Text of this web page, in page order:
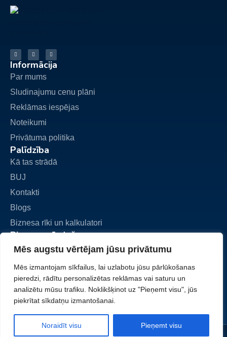
Mēs augstu vērtējam jūsu privātumu
Mēs izmantojam sīkfailus, lai uzlabotu jūsu pārlūkošanas
pieredzi, rādītu personalizētas reklāmas vai saturu un
analizētu mūsu trafiku. Noklikšķinot uz "Pieņemt visu", jūs
piekrītat sīkdatņu izmantošanai.
Noraidīt visu Pieņemt visu
Informācija
Par mums
Sludinajumu cenu plāni
Reklāmas iespējas
Noteikumi
Privātuma politika
Palīdzība
Kā tas strādā
BUJ
Kontakti
Blogs
Biznesa rīki un kalkulatori
Biznesa pārdošana
Pievienot sludinājumu
Mans konts